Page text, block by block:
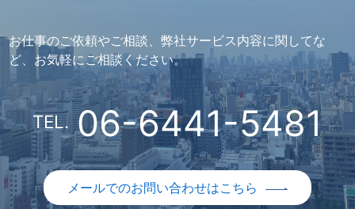
お仕事のご依頼やご相談、弊社サービス内容に関してな
ど、お気軽にご相談ください。
TEL. 06-6441-5481
メールでのお問い合わせはこちら